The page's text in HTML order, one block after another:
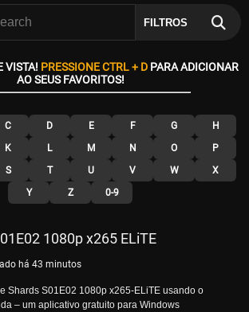
FILTROS
VISTA! PRESSIONE CTRL + D PARA ADICIONAR
AO SEUS FAVORITOS!
C D E F G
H
K L M N O
P
S T U V W
X
Y
Z 0-9
1080p x265 ELiTE
há 43 minutos
Shards S01E02 1080p x265-ELiTE usando o
– um aplicativo gratuito para Windows